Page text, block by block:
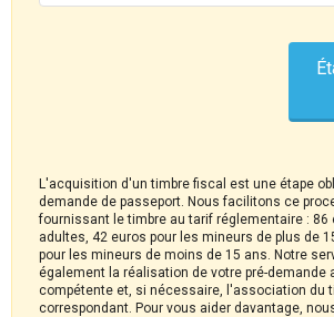
L'acquisition d'un timbre fiscal est une étape
demande de passeport. Nous facilitons ce
fournissant le timbre au tarif réglementaire : 86
adultes, 42 euros pour les mineurs de plus de
pour les mineurs de moins de 15 ans. Notre
également la réalisation de votre pré-demande
compétente et, si nécessaire, l'association du
correspondant. Pour vous aider davantage,